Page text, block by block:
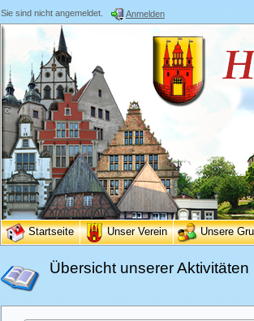
Sie sind nicht angemeldet. Anmelden
Startseite Unser Verein Unsere
Übersicht unserer Aktivitäten